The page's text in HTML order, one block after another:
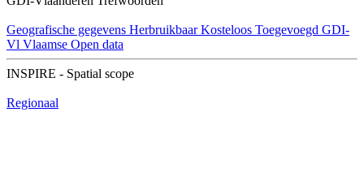
Geografische gegevens Herbruikbaar Kosteloos Toegevoegd GDI-
Vl Vlaamse Open data
INSPIRE - Spatial scope
Regionaal